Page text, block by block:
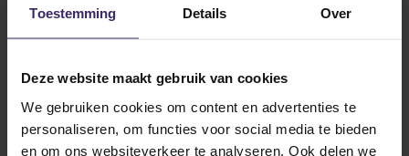
Toestemming Details Over
Deze website maakt gebruik van cookies
We gebruiken cookies om content en advertenties te
personaliseren, om functies voor social media te bieden
en om ons websiteverkeer te analyseren. Ook delen we